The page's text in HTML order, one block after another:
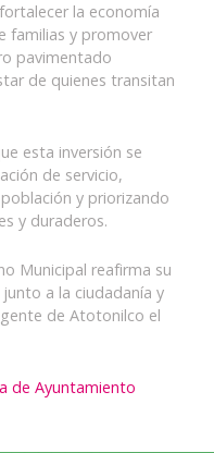
la economía
familias y promover
pavimentado
de quienes transitan
esta inversión se
de servicio,
y priorizando
y duraderos.
Municipal reafirma su
a la ciudadanía y
de Atotonilco el
de Ayuntamiento